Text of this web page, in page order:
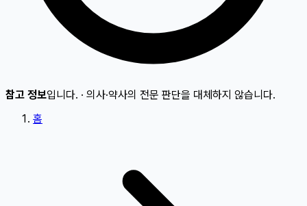
참고 정보입니다. · 의사·약사의 전문 판단을 대체하지 않습니다.
홈